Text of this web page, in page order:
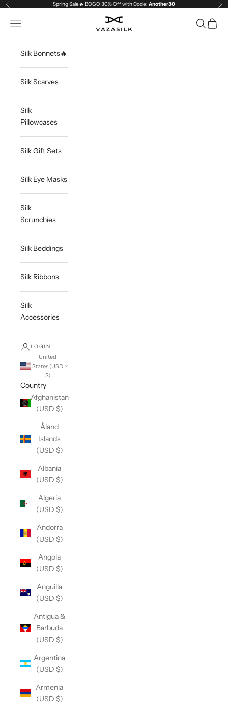
Skip to content
Previous Spring Sale🔥 BOGO 30% Off with Code: Another30
VAZASILK
Open navigation menu OpenOpen
Silk Bonnets🔥
Silk Scarves
Silk
Pillowcases
Silk Gift Sets
Silk Eye Masks
Silk
Scrunchies
Silk Beddings
Silk Ribbons
Silk
Accessories
LOGIN
United
States (USD
$)
Country
Afghanistan
(USD $)
Åland
Islands
(USD $)
Albania
(USD $)
Algeria
(USD $)
Andorra
(USD $)
Angola
(USD $)
Anguilla
(USD $)
Antigua &
Barbuda
(USD $)
Argentina
(USD $)
Armenia
(USD $)